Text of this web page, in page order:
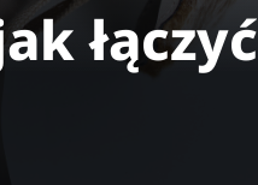
łączyć